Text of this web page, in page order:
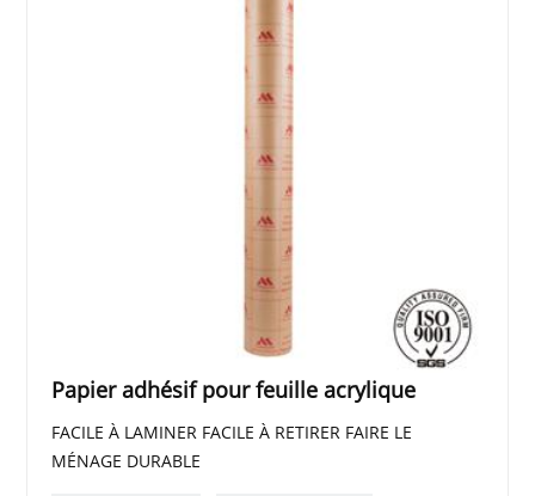
Papier adhésif pour feuille acrylique
FACILE À LAMINER FACILE À RETIRER FAIRE LE
MÉNAGE DURABLE